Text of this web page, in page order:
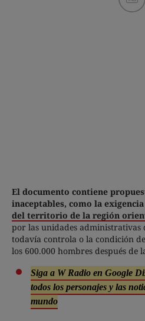
El documento contiene
inaceptables, como la
del territorio de la región
por las unidades administrativas
todavía controla o la condición
los 600.000 hombres después de
Siga a W Radio en Google
todos los personajes y las
mundo